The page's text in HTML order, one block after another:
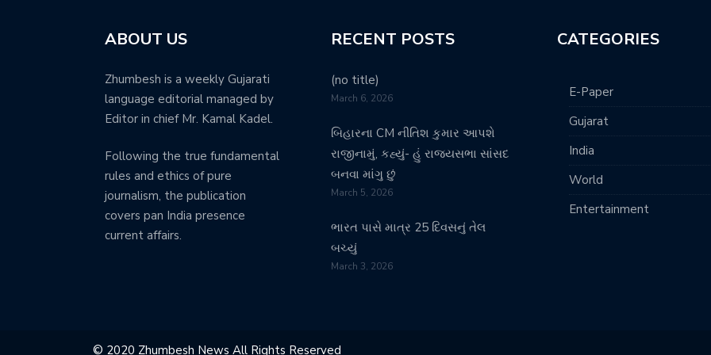
ABOUT US
Zhumbesh is a weekly Gujarati
language editorial managed by
Editor in chief Mr. Kamal Kadel.
Following the true fundamental
rules and ethics of pure
journalism, the publication
covers pan India presence
current affairs.
RECENT POSTS
(no title)
March 6, 2026
બિહારના CM નીતિશ કુમાર આપશે
રાજીનામું, કહ્યું- હું રાજ્યસભા સાંસદ
બનવા માંગુ છું
March 5, 2026
ભારત પાસે માત્ર 25 દિવસનું તેલ
બચ્યું
March 3, 2026
CATEGORIES
E-Paper
Gujarat
India
World
Entertainment
© 2020 Zhumbesh News All Rights Reserved